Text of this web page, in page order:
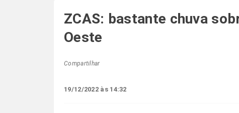
ZCAS: bastante chuva
Oeste
Compartilhar
19/12/2022 às 14:32